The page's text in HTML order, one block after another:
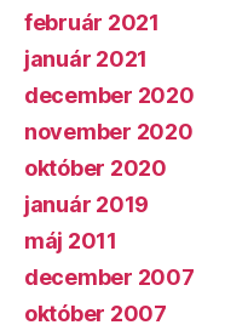
február 2021
január 2021
december 2020
november 2020
október 2020
január 2019
máj 2011
december 2007
október 2007